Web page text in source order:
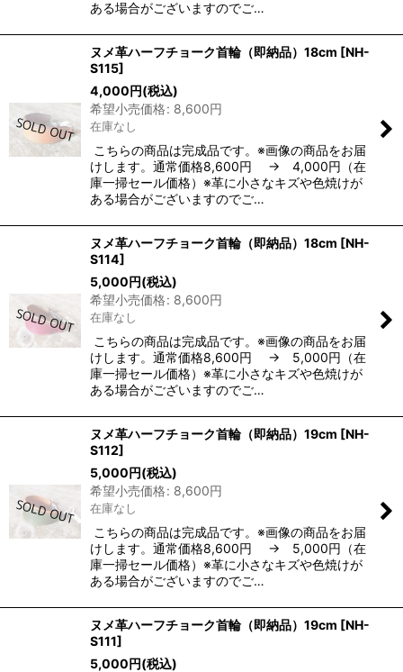
ある場合がございますのでご…
ヌメ革ハーフチョーク首輪（即納品）18cm [NH-
S115]
4,000円(税込)
希望小売価格: 8,600円
在庫なし
こちらの商品は完成品です。※画像の商品をお届
けします。通常価格8,600円 → 4,000円（在
庫一掃セール価格）※革に小さなキズや色焼けが
ある場合がございますのでご…
ヌメ革ハーフチョーク首輪（即納品）18cm [NH-
S114]
5,000円(税込)
希望小売価格: 8,600円
在庫なし
こちらの商品は完成品です。※画像の商品をお届
けします。通常価格8,600円 → 5,000円（在
庫一掃セール価格）※革に小さなキズや色焼けが
ある場合がございますのでご…
ヌメ革ハーフチョーク首輪（即納品）19cm [NH-
S112]
5,000円(税込)
希望小売価格: 8,600円
在庫なし
こちらの商品は完成品です。※画像の商品をお届
けします。通常価格8,600円 → 5,000円（在
庫一掃セール価格）※革に小さなキズや色焼けが
ある場合がございますのでご…
ヌメ革ハーフチョーク首輪（即納品）19cm [NH-
S111]
5,000円(税込)